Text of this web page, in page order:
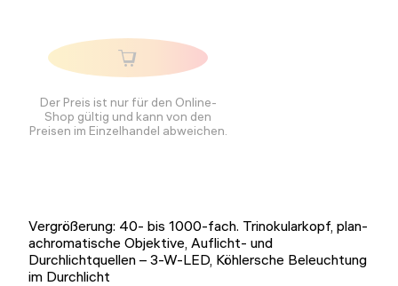
Der Preis ist nur für den Online-
Shop gültig und kann von den
Preisen im Einzelhandel abweichen.
Vergrößerung: 40- bis 1000-fach. Trinokularkopf, plan-
achromatische Objektive, Auflicht- und
Durchlichtquellen – 3-W-LED, Köhlersche Beleuchtung
im Durchlicht